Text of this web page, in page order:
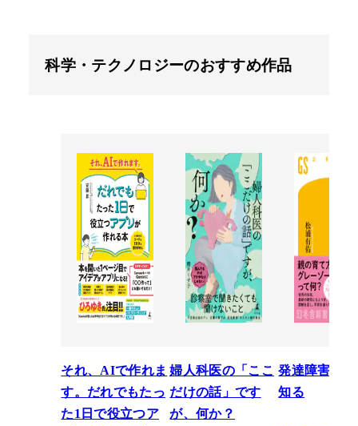
科学・テクノロジーのおすすめ作品
それ、AIで作れま
す。だれでもたっ
た1日で役立つア
婦人科医の「ここ
だけの話」です
が、何か？
発達障害を
知る